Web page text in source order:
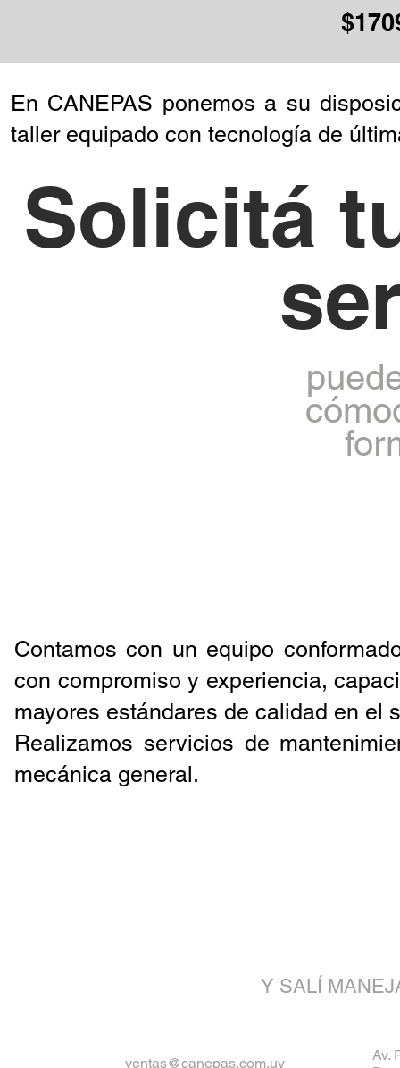
En CANEPAS ponemos a su
taller equipado con tecnología de
Solicitá
Contamos con un equipo
con compromiso y experiencia,
mayores estándares de calidad en el
Realizamos servicios de
mecánica general.
Y SALÍ
ventas@canepas.com.uy
Av.